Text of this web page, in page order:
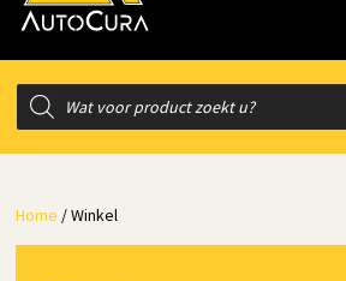
Producten
zoeken
Home / Winkel